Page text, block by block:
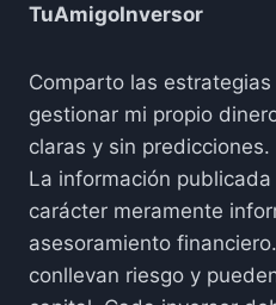
TuAmigoInversor
Comparto las
gestionar mi propio
claras y sin predicciones.
La información
carácter meramente
asesoramiento
conllevan riesgo y